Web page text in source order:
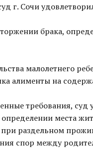
г. Сочи
брака,
малолетнего
алименты на
требования, суд
места
раздельном
спор между